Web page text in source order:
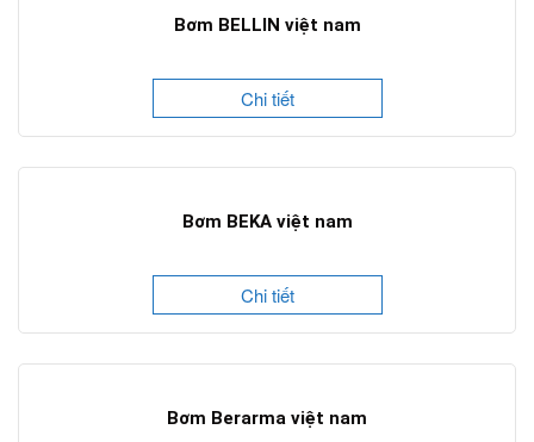
Bơm BELLIN việt nam
Chi tiết
Bơm BEKA việt nam
Chi tiết
Bơm Berarma việt nam